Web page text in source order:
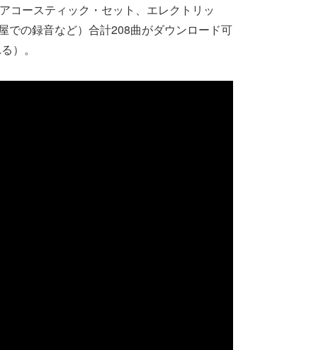
コースティック・セット、エレクトリッ
での録音など）合計208曲がダウンロード可
）。